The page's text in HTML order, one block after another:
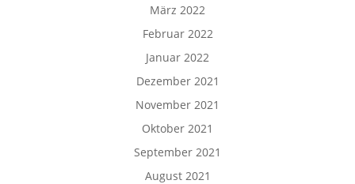
März 2022
Februar 2022
Januar 2022
Dezember 2021
November 2021
Oktober 2021
September 2021
August 2021